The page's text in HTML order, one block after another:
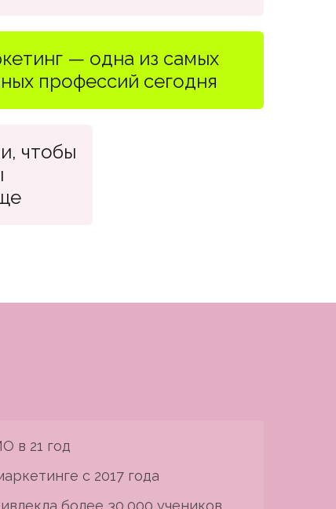
— одна из самых
профессий сегодня
чтобы
в 21 год
с 2017 года
более 30 000 учеников